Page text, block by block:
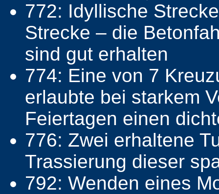
772: Idyllische
Strecke – die
sind gut erhalten
774: Eine von 7
erlaubte bei starkem
Feiertagen einen
776: Zwei erhaltene
Trassierung dieser
792: Wenden eines